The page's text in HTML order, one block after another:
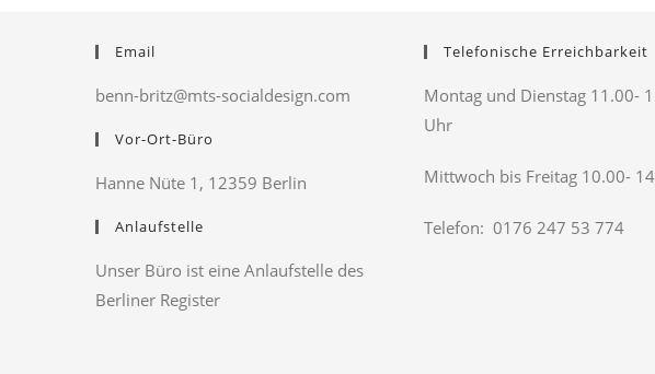
Email
benn-britz@mts-socialdesign.com
Vor-Ort-Büro
Hanne Nüte 1, 12359 Berlin
Anlaufstelle
Unser Büro ist eine Anlaufstelle des
Berliner Register
Telefonische Erreichbarkeit
Montag und Dienstag 11.00-
Uhr
Mittwoch bis Freitag 10.00-
Telefon: 0176 247 53 774